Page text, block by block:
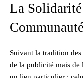
La
Suivant la tradition des
de la publicité mais de
un lien particulier :